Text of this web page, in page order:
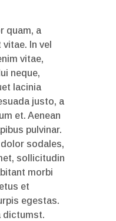
quam, a
In vel
vitae,
neque,
lacinia
justo, a
et. Aenean
pulvinar.
sodales,
sollicitudin
morbi
et
egestas.
dictumst.